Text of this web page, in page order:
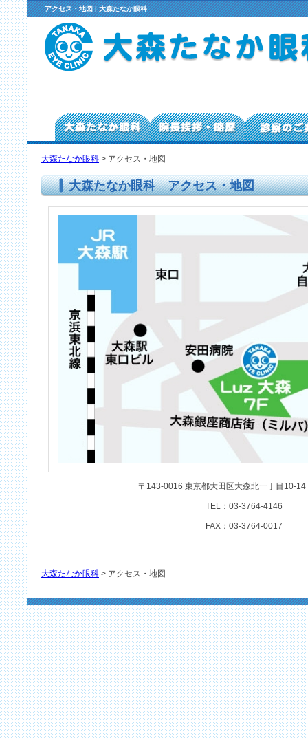
アクセス・地図 | 大森たなか眼科
大森たなか眼科 > アクセス・地図
大森たなか眼科 アクセス・地図
〒143-0016 東京都大田区大森北一丁目10-14
TEL：03-3764-4146
FAX：03-3764-0017
大森たなか眼科 > アクセス・地図